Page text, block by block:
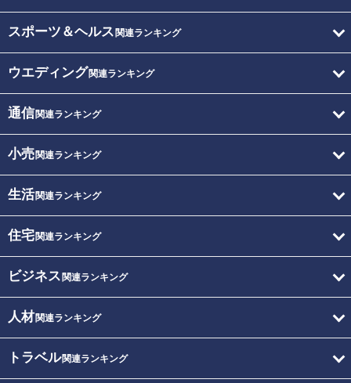
スポーツ＆ヘルス 関連ランキング
ウエディング関連ランキング
通信関連ランキング
小売関連ランキング
生活関連ランキング
住宅関連ランキング
ビジネス 関連ランキング
人材関連ランキング
トラベル関連ランキング